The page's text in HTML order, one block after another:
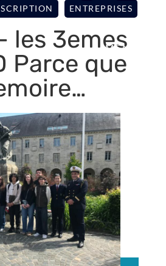
ENTREPRISES
les 3emes
Parce que